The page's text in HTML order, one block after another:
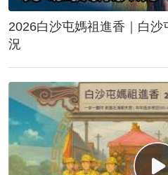
2026白沙屯媽祖進香｜白
況